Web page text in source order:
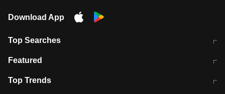
Download App
Top Searches
मुंबई में लगे 'जेन जी' के पोस्टर, लिखा- 'मैं
Featured
10 अगस्त को विधानसभा का घेराव करेंगे
Top Trends